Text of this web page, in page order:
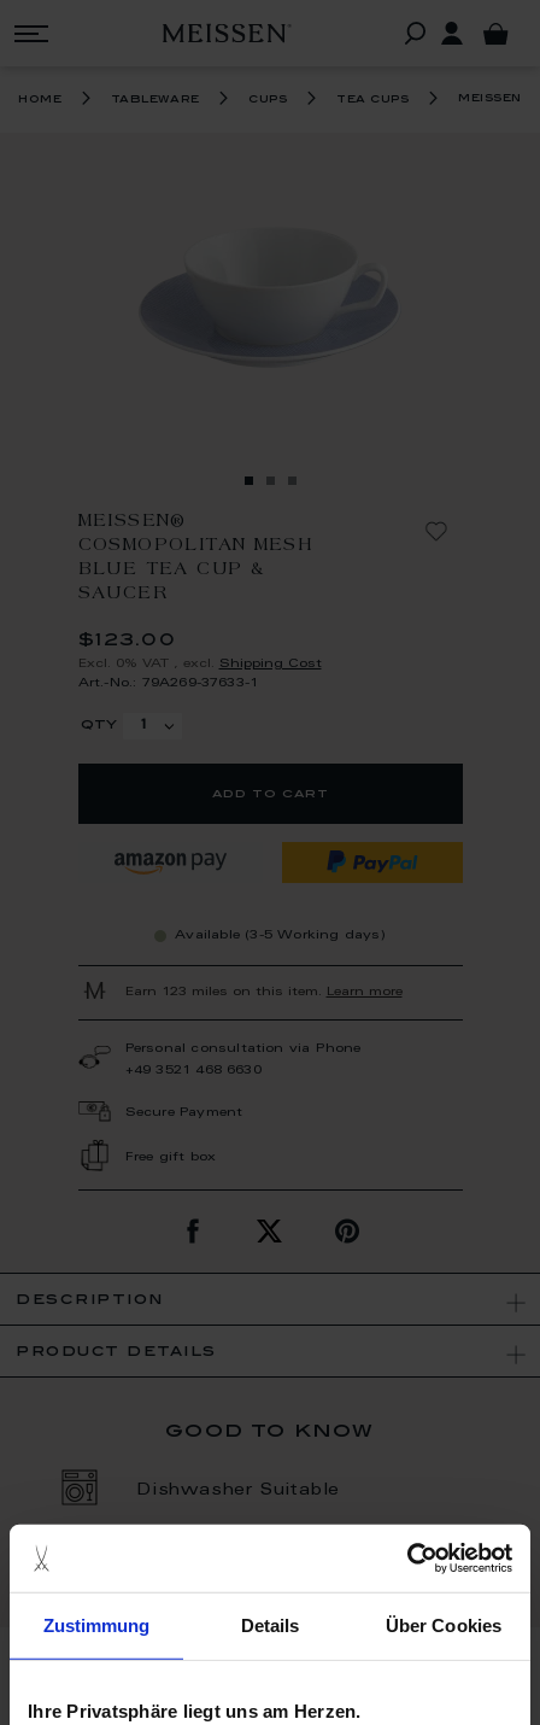
Zustimmung Details Über Cookies
Ihre Privatsphäre liegt uns am Herzen.
home tableware cups tea cups meissen
MEISSEN®
COSMOPOLITAN MESH
BLUE TEA CUP &
SAUCER
$123.00
Excl. 0% VAT excl. Shipping Cost
Art.-No.: 79A269-37633-1
qty
add to cart
Available (3-5 Working days)
Earn 123 miles on this item. Learn more
Personal consultation via Phone
+49 3521 468 6630
Secure Payment
Free gift box
description
product details
good to know
Dishwasher Suitable
cosmopolitan mesh collection